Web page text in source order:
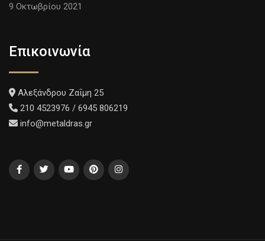
9 Οκτωβρίου 2021
Επικοινωνία
Αλεξάνδρου Ζαΐμη 25
210 4523976 / 6945 806219
info@metaldras.gr